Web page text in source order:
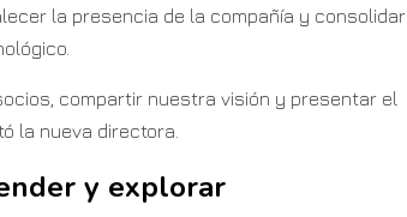
la presencia de la compañía y consolidar
compartir nuestra visión y presentar el
la nueva directora.
y explorar